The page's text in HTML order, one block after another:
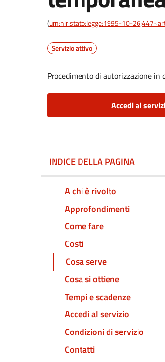
(urn:nir:stato:legge:1995-10-
Servizio attivo
Procedimento di autorizzazione
Accedi al
INDICE DELLA PAGINA
A chi è rivolto
Approfondimenti
Come fare
Costi
Cosa serve
Cosa si ottiene
Tempi e scadenze
Accedi al servizio
Condizioni di servizio
Contatti